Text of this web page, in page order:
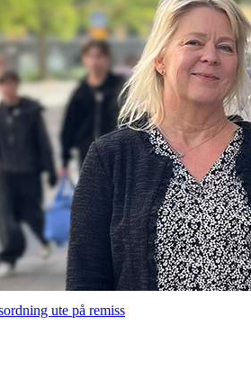
ute på remiss